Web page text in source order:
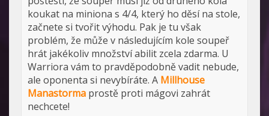
koukat na miniona s 4/4, který ho děsí na stole,
začnete si tvořit výhodu. Pak je tu však
problém, že může v následujícím kole soupeř
hrát jakékoliv množství abilit zcela zdarma. U
Warriora vám to pravděpodobně vadit nebude,
ale oponenta si nevybíráte. A Millhouse
Manastorma prostě proti mágovi zahrát
nechcete!